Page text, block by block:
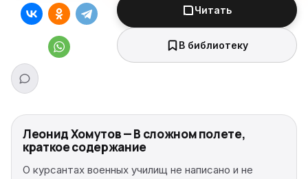
Читать
В библиотеку
Леонид Хомутов — В сложном полете,
краткое содержание
О курсантах военных училищ не написано и не